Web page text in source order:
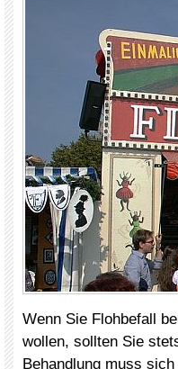
Wenn Sie Flohbefall
wollen, sollten Sie
Behandlung muss